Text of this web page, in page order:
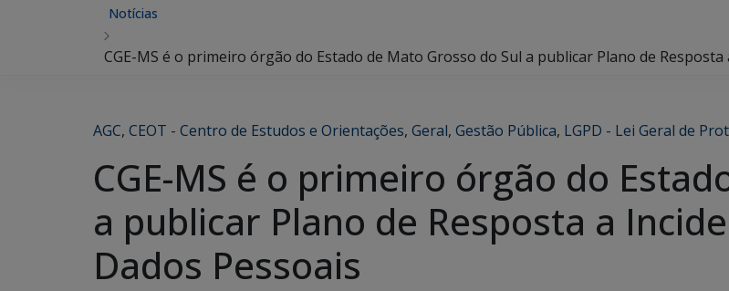
Notícias
CGE-MS é o primeiro órgão do Estado de Mato Grosso do Sul a publicar Plano de
AGC, CEOT - Centro de Estudos e Orientações, Geral, Gestão Pública, LGPD - Lei Geral de
CGE-MS é o primeiro órgão do
a publicar Plano de Resposta a
Dados Pessoais